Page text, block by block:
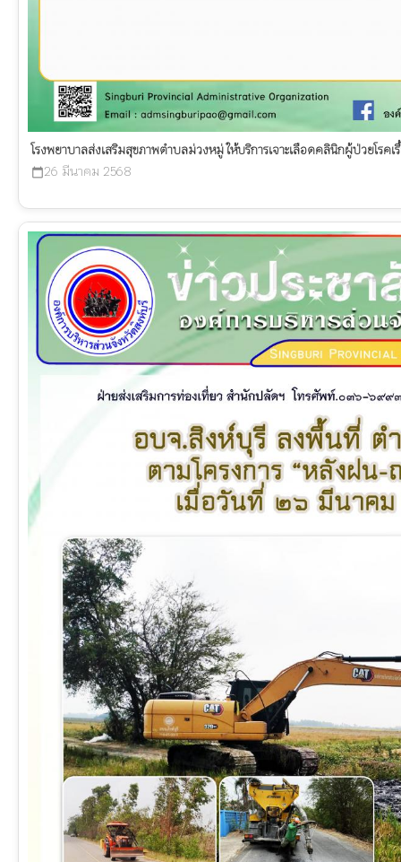
โรงพยาบาลส่งเสริมสุขภาพตำบลม่วงหมู่ ให้บริการเจาะเลือดคลินิกผู้ป่วยโรคเ
calendar_today26 มีนาคม 2568